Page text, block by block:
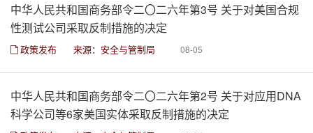
中华人民共和国商务部令二〇二六年第3号 关于对美国合规
性测试公司采取反制措施的决定
政策发布 来源：安全与管制局 08-05
中华人民共和国商务部令二〇二六年第2号 关于对应用DNA
科学公司等6家美国实体采取反制措施的决定